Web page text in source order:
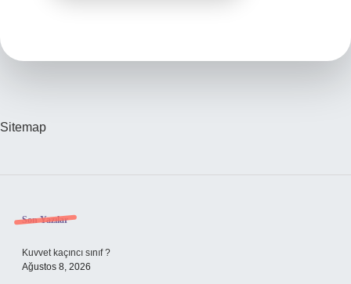
Sitemap
Sidebar
Son Yazılar
Kuvvet kaçıncı sınıf ?
Ağustos 8, 2026